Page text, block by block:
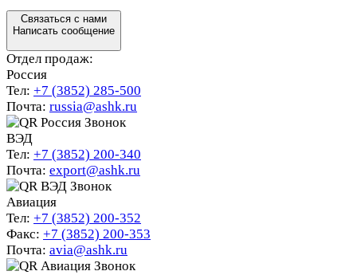
Связаться с нами
Написать сообщение
Отдел продаж:
Россия
Тел: +7 (3852) 285-500
Почта: russia@ashk.ru
Звонок
ВЭД
Тел: +7 (3852) 200-340
Почта: export@ashk.ru
Звонок
Авиация
Тел: +7 (3852) 200-352
Факс: +7 (3852) 200-353
Почта: avia@ashk.ru
Звонок